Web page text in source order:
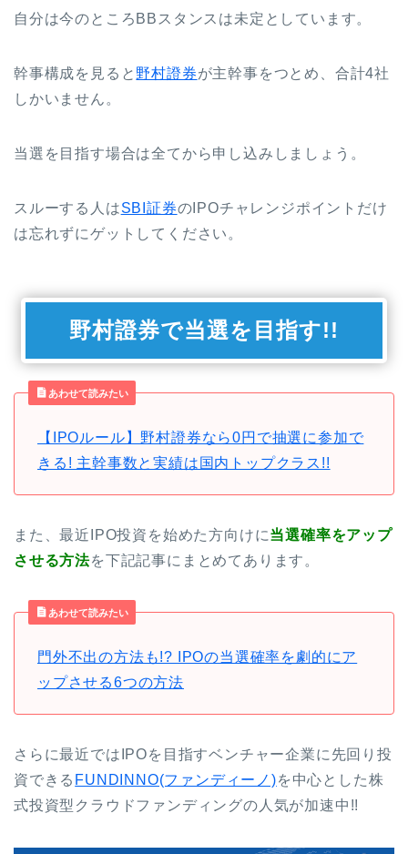
自分は今のところBBスタンスは未定としています。
幹事構成を見ると 野村證券が主幹事をつとめ、合計4社
しかいません。
当選を目指す場合は全てから申し込みしましょう。
スルーする人はSBI証券のIPOチャレンジポイントだけ
は忘れずにゲットしてください。
野村證券で当選を目指す!!
あわせて読みたい
【IPOルール】野村證券なら0円で抽選に参加で
きる! 主幹事数と実績は国内トップクラス!!
また、最近IPO投資を始めた方向けに当選確率をアップ
させる方法を下記記事にまとめてあります。
あわせて読みたい
門外不出の方法も!? IPOの当選確率を劇的にア
ップさせる6つの方法
さらに最近ではIPOを目指すベンチャー企業に先回り投
資できる FUNDINNO(ファンディーノ)を中心とした株
式投資型クラウドファンディングの人気が加速中!!